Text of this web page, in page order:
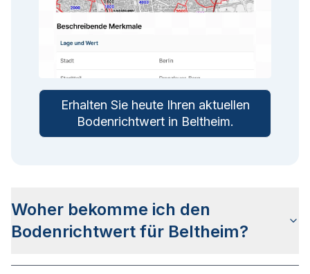
Erhalten Sie heute Ihren aktuellen
Bodenrichtwert in Beltheim.
Woher bekomme ich den
Bodenrichtwert für Beltheim?